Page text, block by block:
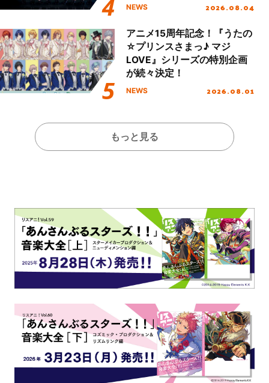
NEWS 2026.08.04
アニメ15周年記念！『うたの
☆プリンスさまっ♪ マジ
LOVE』シリーズの特別企画
が続々決定！
NEWS 2026.08.01
もっと見る